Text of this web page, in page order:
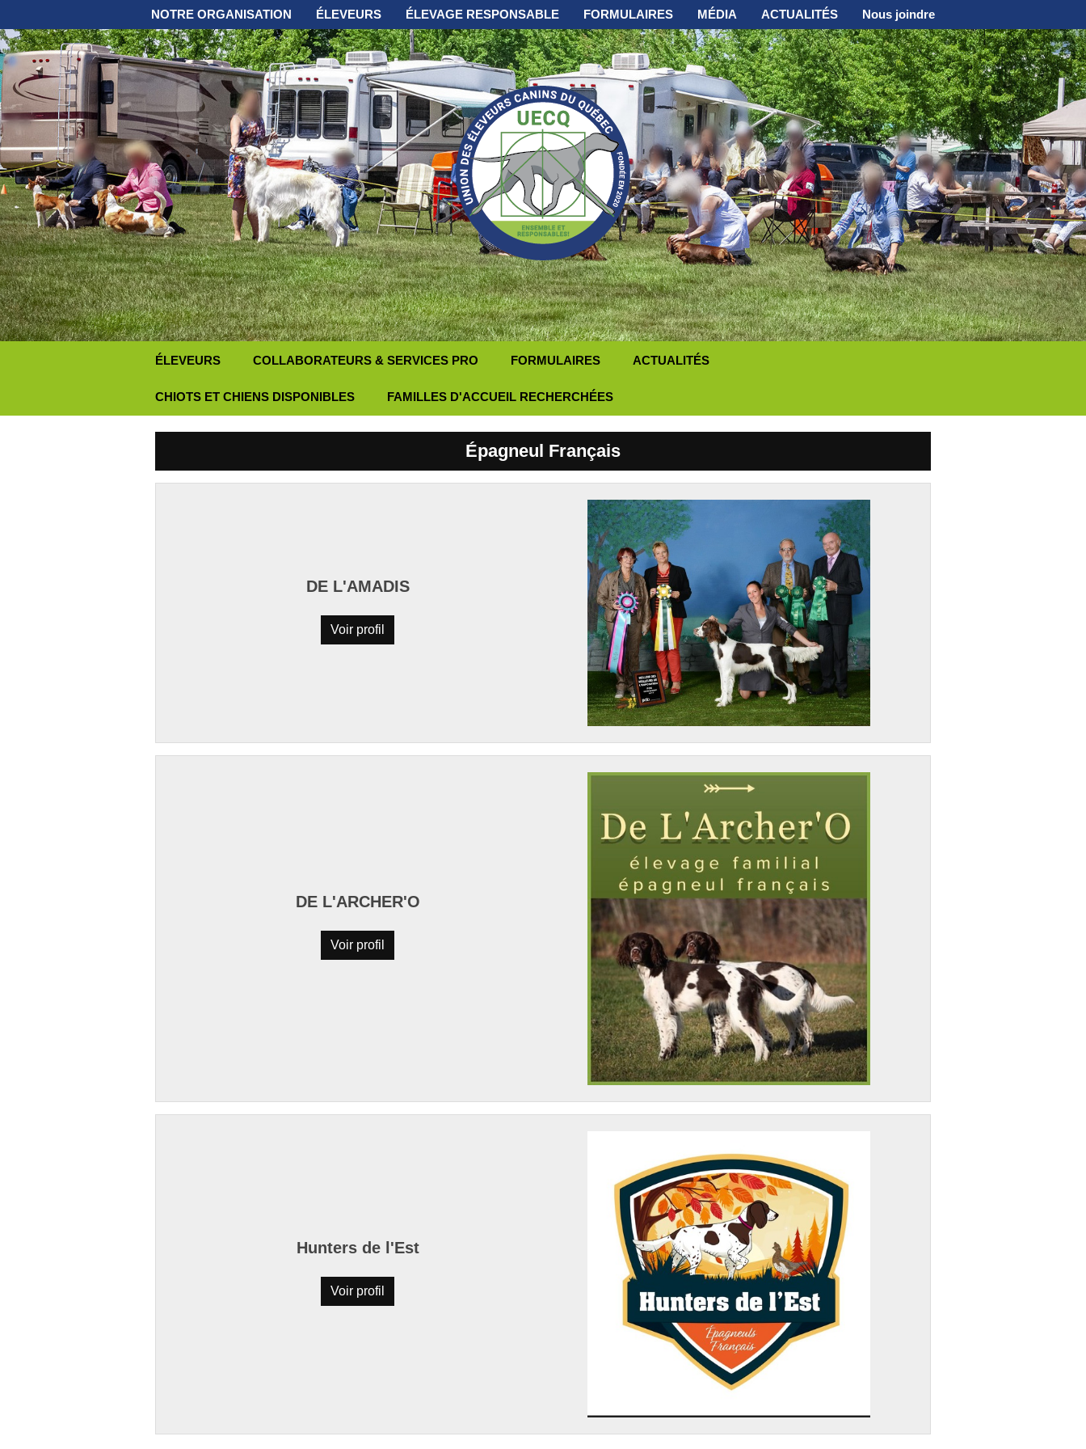
NOTRE ORGANISATION ÉLEVEURS ÉLEVAGE RESPONSABLE FORMULAIRES MÉDIA ACTUALITÉS Nous joindre
ÉLEVEURS COLLABORATEURS & SERVICES PRO FORMULAIRES ACTUALITÉS
CHIOTS ET CHIENS DISPONIBLES FAMILLES D'ACCUEIL RECHERCHÉES
Épagneul Français
DE L'AMADIS
Voir profil
DE L'ARCHER'O
Voir profil
Hunters de l'Est
Voir profil